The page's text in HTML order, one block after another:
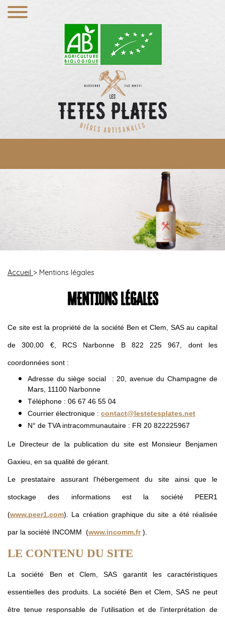
Accueil > Mentions légales
MENTIONS LÉGALES
Ce site est la propriété de la société Ben et Clem, SAS au capital
de 300,00 €, RCS Narbonne B 822 225 967, dont les
coordonnées sont :
Adresse du siège social : 20, avenue du Champagne de
Mars, 11100 Narbonne
Téléphone : 06 67 46 55 04
Courrier électronique : contact@lestetesplates.net
N° de TVA intracommunautaire : FR 20 822225967
Le Directeur de la publication du site est Monsieur Benjamen
Gaxieu, en sa qualité de gérant.
Le prestataire assurant l'hébergement du site ainsi que le
stockage des informations est la société PEER1
(www.peer1.com). La création graphique du site a été réalisée
par la société INCOMM (www.incomm.fr).
LE CONTENU DU SITE
La société Ben et Clem, SAS garantit les caractéristiques
essentielles des produits. La société Ben et Clem, SAS ne peut
être tenue responsable de l’utilisation et de l’interprétation de